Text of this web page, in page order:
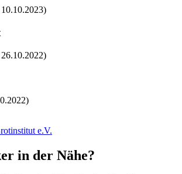
e.V.
in der Nähe?